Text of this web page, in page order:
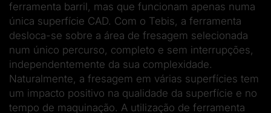
ferramenta barril, mas que funcionam apenas numa
única superfície CAD. Com o Tebis, a ferramenta
desloca-se sobre a área de fresagem selecionada
num único percurso, completo e sem interrupções,
independentemente da sua complexidade.
Naturalmente, a fresagem em várias superfícies tem
um impacto positivo na qualidade da superfície e no
tempo de maquinação. A utilização de ferramenta